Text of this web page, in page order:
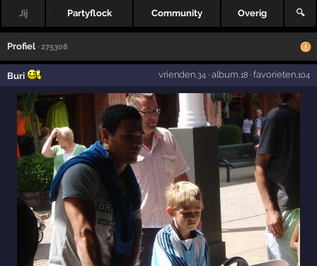
Jij Partyflock Community Overig 🔍
Profiel · 275308
Buri vrienden,34· album ,18· favorieten,104